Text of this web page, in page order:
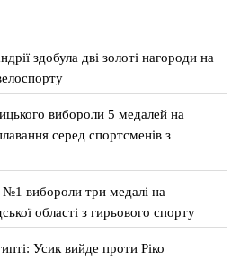
здобула дві золоті нагороди на
вибороли 5 медалей на
серед спортсменів з
вибороли три медалі на
області з гирьового спорту
Усик вийде проти Ріко